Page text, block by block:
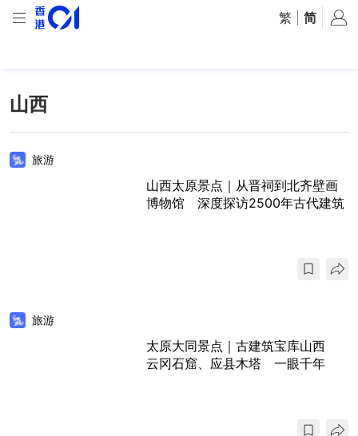
繁 简
山西
旅游
山西太原景点｜从晋祠到北齐壁画
博物馆 深度探访2500年古代建筑
旅游
太原大同景点｜古建筑宝库山西
云冈石窟、应县木塔 一眼千年